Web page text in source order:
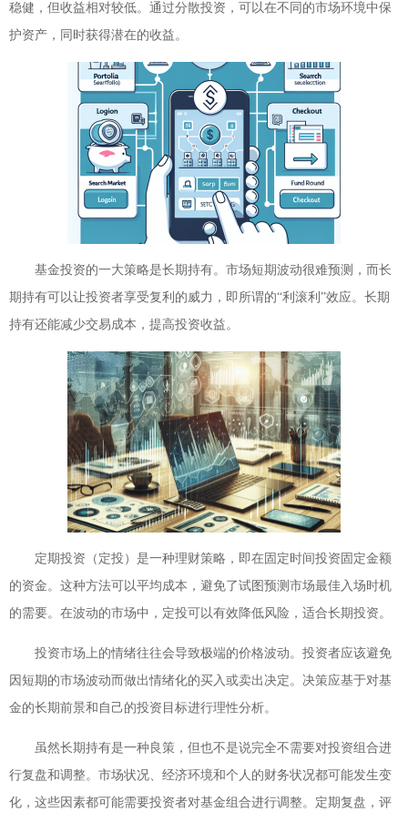
稳健，但收益相对较低。通过分散投资，可以在不同的市场环境中保
护资产，同时获得潜在的收益。
基金投资的一大策略是长期持有。市场短期波动很难预测，而长
期持有可以让投资者享受复利的威力，即所谓的“利滚利”效应。长期
持有还能减少交易成本，提高投资收益。
定期投资（定投）是一种理财策略，即在固定时间投资固定金额
的资金。这种方法可以平均成本，避免了试图预测市场最佳入场时机
的需要。在波动的市场中，定投可以有效降低风险，适合长期投资。
投资市场上的情绪往往会导致极端的价格波动。投资者应该避免
因短期的市场波动而做出情绪化的买入或卖出决定。决策应基于对基
金的长期前景和自己的投资目标进行理性分析。
虽然长期持有是一种良策，但也不是说完全不需要对投资组合进
行复盘和调整。市场状况、经济环境和个人的财务状况都可能发生变
化，这些因素都可能需要投资者对基金组合进行调整。定期复盘，评